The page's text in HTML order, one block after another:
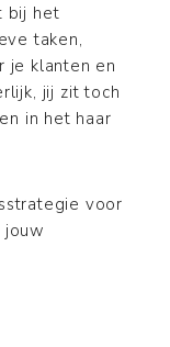
bij het
taken,
je klanten en
jij zit toch
in het haar
voor
jouw